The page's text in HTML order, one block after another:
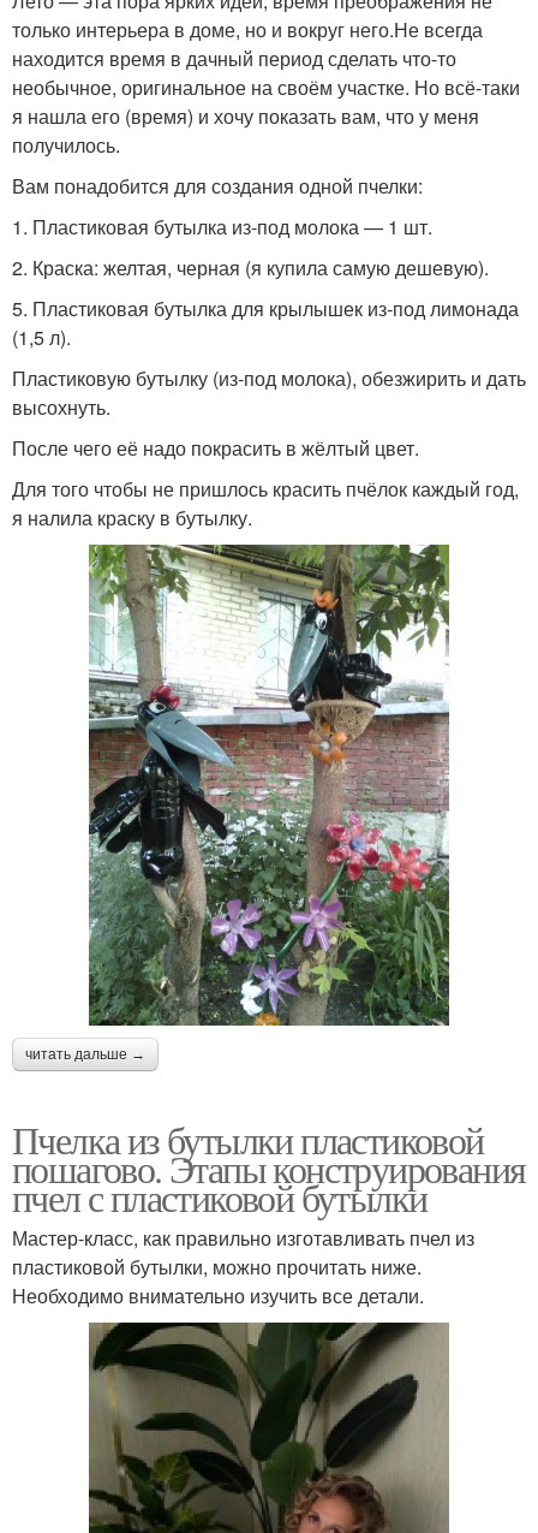
только интерьера в доме, но и вокруг него.Не всегда
находится время в дачный период сделать что-то
необычное, оригинальное на своём участке. Но всё-таки
я нашла его (время) и хочу показать вам, что у меня
получилось.
Вам понадобится для создания одной пчелки:
1. Пластиковая бутылка из-под молока — 1 шт.
2. Краска: желтая, черная (я купила самую дешевую).
5. Пластиковая бутылка для крылышек из-под лимонада
(1,5 л).
Пластиковую бутылку (из-под молока), обезжирить и дать
высохнуть.
После чего её надо покрасить в жёлтый цвет.
Для того чтобы не пришлось красить пчёлок каждый год,
я налила краску в бутылку.
читать дальше →
Пчелка из бутылки пластиковой
пошагово. Этапы конструирования
пчел с пластиковой бутылки
Мастер-класс, как правильно изготавливать пчел из
пластиковой бутылки, можно прочитать ниже.
Необходимо внимательно изучить все детали.